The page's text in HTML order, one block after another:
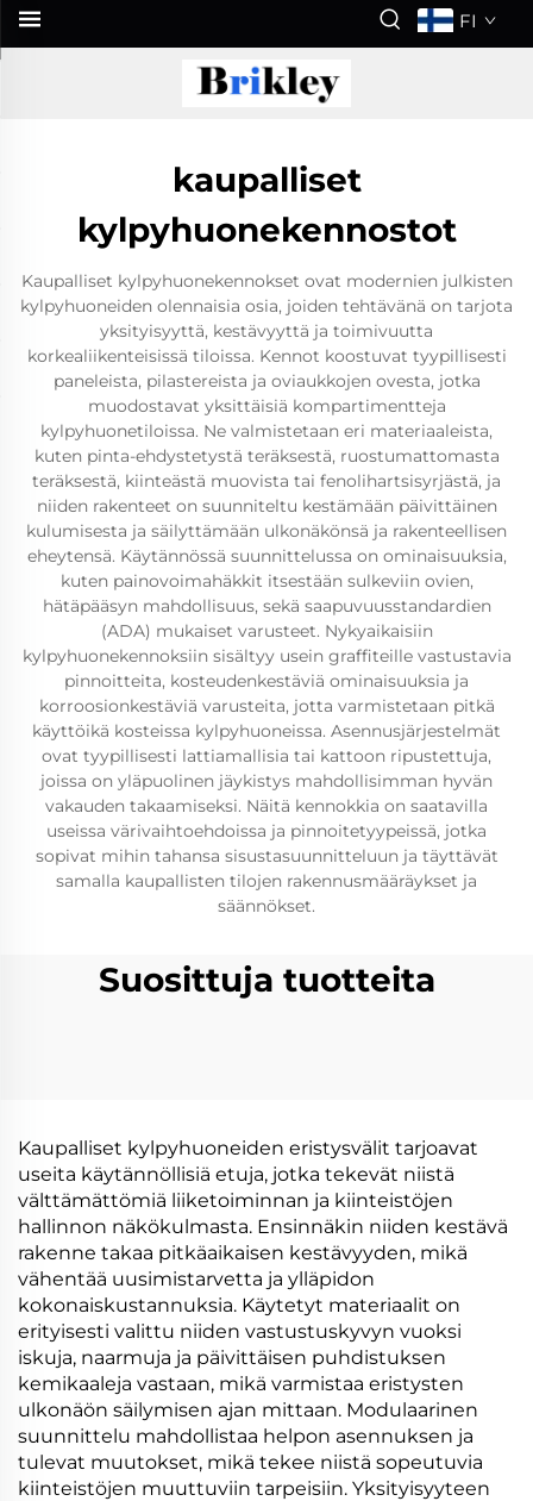
FI
kaupalliset
kylpyhuonekennostot
Kaupalliset kylpyhuonekennokset ovat modernien julkisten
kylpyhuoneiden olennaisia osia, joiden tehtävänä on tarjota
yksityisyyttä, kestävyyttä ja toimivuutta
korkealiikenteisissä tiloissa. Kennot koostuvat tyypillisesti
paneleista, pilastereista ja oviaukkojen ovesta, jotka
muodostavat yksittäisiä kompartimentteja
kylpyhuonetiloissa. Ne valmistetaan eri materiaaleista,
kuten pinta-ehdystetystä teräksestä, ruostumattomasta
teräksestä, kiinteästä muovista tai fenolihartsisyrjästä, ja
niiden rakenteet on suunniteltu kestämään päivittäinen
kulumisesta ja säilyttämään ulkonäkönsä ja rakenteellisen
eheytensä. Käytännössä suunnittelussa on ominaisuuksia,
kuten painovoimahäkkit itsestään sulkeviin ovien,
hätäpääsyn mahdollisuus, sekä saapuvuusstandardien
(ADA) mukaiset varusteet. Nykyaikaisiin
kylpyhuonekennoksiin sisältyy usein graffiteille vastustavia
pinnoitteita, kosteudenkestäviä ominaisuuksia ja
korroosionkestäviä varusteita, jotta varmistetaan pitkä
käyttöikä kosteissa kylpyhuoneissa. Asennusjärjestelmät
ovat tyypillisesti lattiamallisia tai kattoon ripustettuja,
joissa on yläpuolinen jäykistys mahdollisimman hyvän
vakauden takaamiseksi. Näitä kennokkia on saatavilla
useissa värivaihtoehdoissa ja pinnoitetyypeissä, jotka
sopivat mihin tahansa sisustasuunnitteluun ja täyttävät
samalla kaupallisten tilojen rakennusmääräykset ja
säännökset.
Suosittuja tuotteita
Kaupalliset kylpyhuoneiden eristysvälit tarjoavat
useita käytännöllisiä etuja, jotka tekevät niistä
välttämättömiä liiketoiminnan ja kiinteistöjen
hallinnon näkökulmasta. Ensinnäkin niiden kestävä
rakenne takaa pitkäaikaisen kestävyyden, mikä
vähentää uusimistarvetta ja ylläpidon
kokonaiskustannuksia. Käytetyt materiaalit on
erityisesti valittu niiden vastustuskyvyn vuoksi
iskuja, naarmuja ja päivittäisen puhdistuksen
kemikaaleja vastaan, mikä varmistaa eristysten
ulkonäön säilymisen ajan mittaan. Modulaarinen
suunnittelu mahdollistaa helpon asennuksen ja
tulevat muutokset, mikä tekee niistä sopeutuvia
kiinteistöjen muuttuviin tarpeisiin. Yksityisyyteen